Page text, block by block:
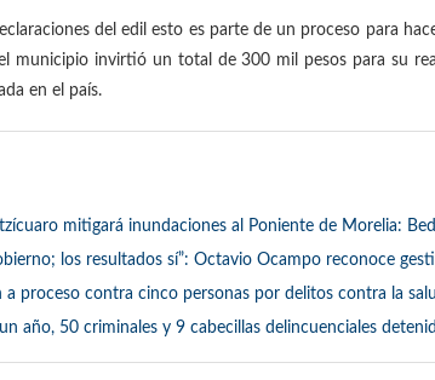
del edil esto es parte de un proceso para
municipio invirtió un total de 300 mil pesos para su
en el país.
mitigará inundaciones al Poniente de Morelia:
los resultados sí”: Octavio Ocampo reconoce
a proceso contra cinco personas por delitos contra la
año, 50 criminales y 9 cabecillas delincuenciales